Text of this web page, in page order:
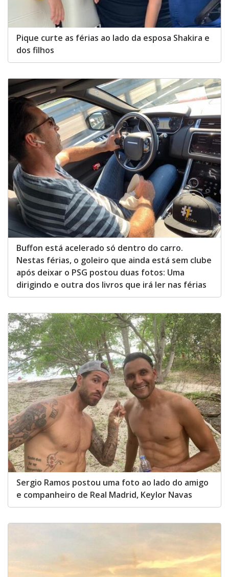
Pique curte as férias ao lado da esposa Shakira e
dos filhos
Buffon está acelerado só dentro do carro.
Nestas férias, o goleiro que ainda está sem clube
após deixar o PSG postou duas fotos: Uma
dirigindo e outra dos livros que irá ler nas férias
Sergio Ramos postou uma foto ao lado do amigo
e companheiro de Real Madrid, Keylor Navas